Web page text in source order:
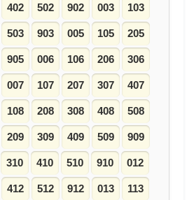
402 502 902 003 103
503 903 005 105 205
905 006 106 206 306
007 107 207 307 407
108 208 308 408 508
209 309 409 509 909
310 410 510 910 012
412 512 912 013 113